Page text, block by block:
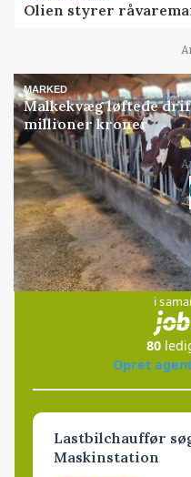
Olien styrer
MARKED
Malkekvæg løftede
millioner kroner
i
80
Opret
Lastbilchauffør
Maskinstation